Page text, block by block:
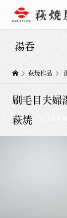
湯呑
萩焼作品
刷毛目夫婦
萩焼